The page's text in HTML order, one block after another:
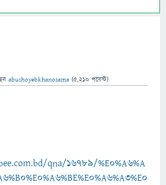
abushoyebkhanosama (5,210 পয়েন্ট)
qna/16789/%E0%A6%A